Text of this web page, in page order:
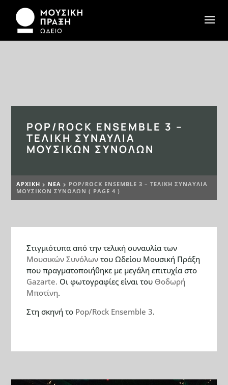
POP/ROCK ENSEMBLE 3 –
ΤΕΛΙΚΉ ΣΥΝΑΥΛΊΑ
ΜΟΥΣΙΚΏΝ ΣΥΝΌΛΩΝ
ΑΡΧΙΚΉ  ΝΕΆ 
POP/ROCK ENSEMBLE 3 – ΤΕΛΙΚΉ ΣΥΝΑΥΛΊΑ
ΜΟΥΣΙΚΏΝ ΣΥΝΌΛΩΝ ( PAGE 4 )
Στιγμιότυπα από την τελική συναυλία των
Μουσικών Συνόλων του Ωδείου Μουσική Πράξη
που πραγματοποιήθηκε με μεγάλη επιτυχία στο
Gazarte. Οι φωτογραφίες είναι του Θοδωρή
Μποτίνη.
Στη σκηνή το Pop/Rock Ensemble 3.